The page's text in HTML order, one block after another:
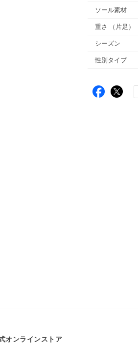
ソール素材
重さ （片足）
シーズン
性別タイプ
オンラインストア